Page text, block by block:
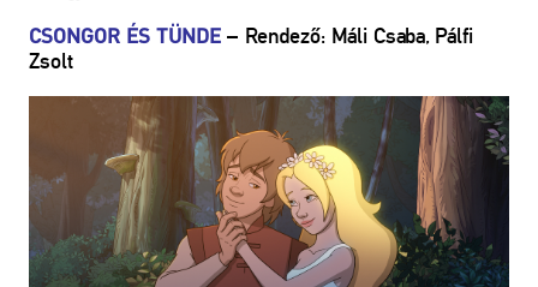
CSONGOR ÉS TÜNDE – Rendező: Máli Csaba, Pálfi
Zsolt